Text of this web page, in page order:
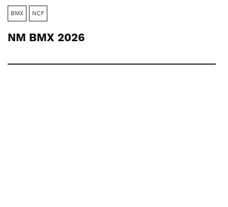
BMX NCF
NM BMX 2026